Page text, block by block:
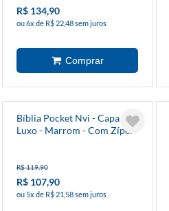
R$ 134,90
ou 6x de R$ 22,48 sem juros
Bíblia Pocket Nvi - Capa
Luxo - Marrom - Com Zíper
R$ 119,90
R$ 107,90
ou 5x de R$ 21,58 sem juros